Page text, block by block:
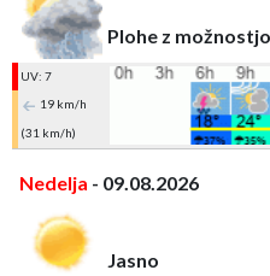
Plohe z
UV: 7
19 km/h
(31 km/h)
Nedelja - 09.08.2026
Jasno